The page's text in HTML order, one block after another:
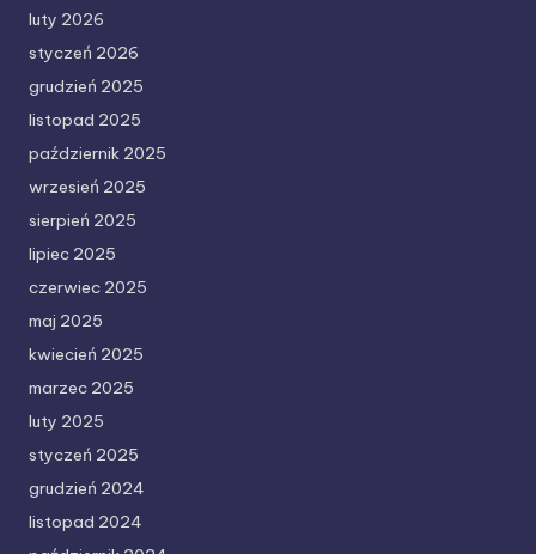
luty 2026
styczeń 2026
grudzień 2025
listopad 2025
październik 2025
wrzesień 2025
sierpień 2025
lipiec 2025
czerwiec 2025
maj 2025
kwiecień 2025
marzec 2025
luty 2025
styczeń 2025
grudzień 2024
listopad 2024